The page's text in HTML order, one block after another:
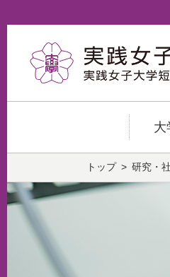
大
トップ 研究・